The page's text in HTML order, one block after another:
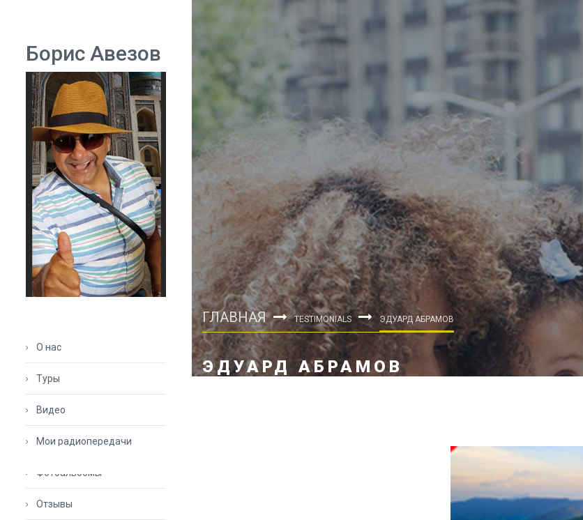
Борис Авезов
О нас
Туры
Видео
Мои радиопередачи
Фотоальбомы
Отзывы
ГЛАВНАЯ TESTIMONIALS ЭДУАРД АБРАМОВ
ЭДУАРД АБРАМОВ